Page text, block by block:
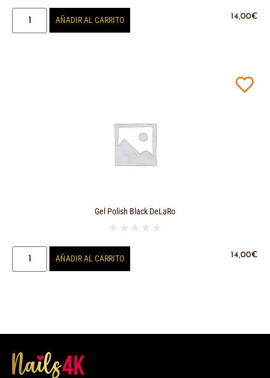
14,00€
AÑADIR AL CARRITO
Gel Polish Black DeLaRo
★ ★ ★ ★ ★
14,00€
AÑADIR AL CARRITO